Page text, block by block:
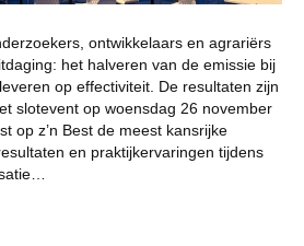
ontwikkelaars en agrariërs
het halveren van de emissie bij
op effectiviteit. De resultaten zijn
slotevent op woensdag 26 november
op z’n Best de meest kansrijke
en praktijkervaringen tijdens